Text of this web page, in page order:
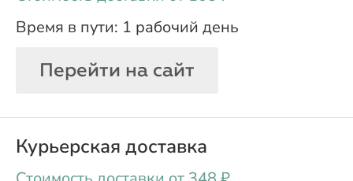
1 рабочий день
Перейти на сайт
Курьерская доставка